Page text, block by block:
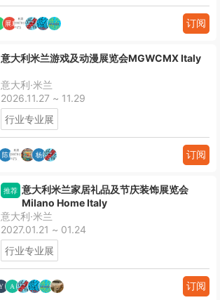
订阅
意大利米兰游戏及动漫展览会MGWCMX Italy
意大利·米兰
2026.11.27 ~ 11.29
行业专业展
订阅
推荐 意大利米兰家居礼品及节庆装饰展览会
Milano Home Italy
意大利·米兰
2027.01.21 ~ 01.24
行业专业展
订阅